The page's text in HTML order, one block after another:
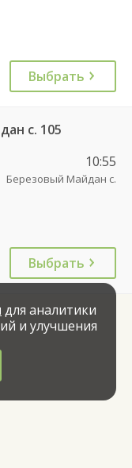
Выбрать
с. 105
10:55
Березовый Майдан с.
Выбрать
для аналитики
и улучшения